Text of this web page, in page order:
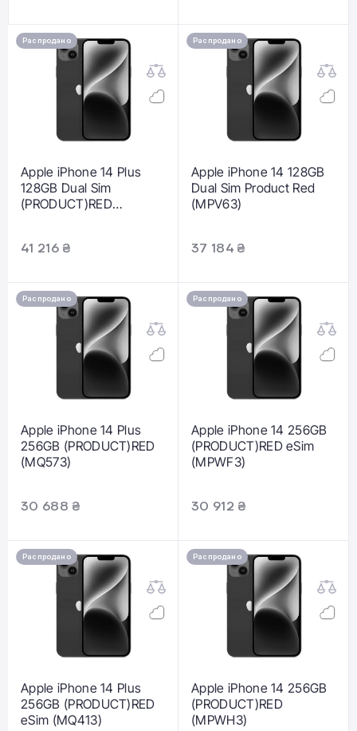
Распродано
Apple iPhone 14 Plus
128GB Dual Sim
(PRODUCT)RED
41 216 ₴
Распродано
Apple iPhone 14 128GB
Dual Sim Product Red
(MPV63)
37 184 ₴
Распродано
Apple iPhone 14 Plus
256GB (PRODUCT)RED
(MQ573)
30 688 ₴
Распродано
Apple iPhone 14 256GB
(PRODUCT)RED eSim
(MPWF3)
30 912 ₴
Распродано
Apple iPhone 14 Plus
256GB (PRODUCT)RED
eSim (MQ413)
Распродано
Apple iPhone 14 256GB
(PRODUCT)RED
(MPWH3)